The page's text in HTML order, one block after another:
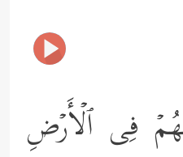
فِی ٱلۡأَرۡضِ